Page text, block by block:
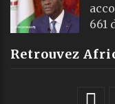
661
Retrouvez